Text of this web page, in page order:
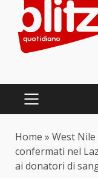
content
PRIMARY
Home » West Nile
confermati nel
ai donatori di